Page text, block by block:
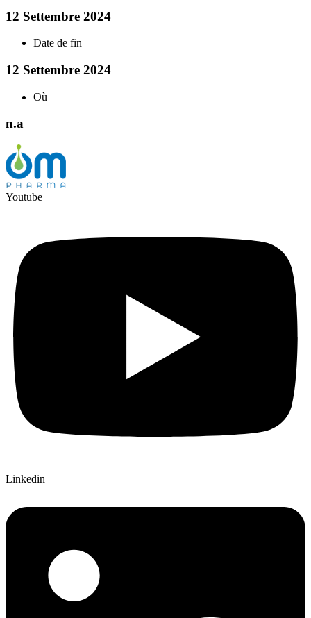
12 Settembre 2024
Date de fin
12 Settembre 2024
Où
n.a
Youtube
Linkedin